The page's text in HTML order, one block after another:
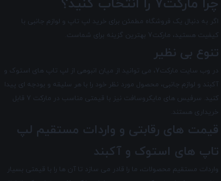
چرا مارکت7 را انتخاب کنید؟
اگر به دنبال یک فروشگاه مطمئن برای خرید لپ تاپ و لوازم جانبی با
کیفیت هستید، مارکت7 بهترین گزینه برای شماست.
تنوع بی نظیر
در وب سایت مارکت7، می توانید از میان انبوهی از لپ تاپ های استوک و
آکبند و لوازم جانبی، محصول مورد نظر خود را با هر سلیقه و بودجه ای پیدا
کنید. سرفیس های مایکروسافت نیز با قیمتی مناسب در مارکت 7 قابل
خریداری هستند.
قیمت های رقابتی و واردات مستقیم لپ
تاپ های استوک و آکبند
واردات مستقیم محصولات، ما را قادر می سازد تا آن ها را با قیمتی بسیار